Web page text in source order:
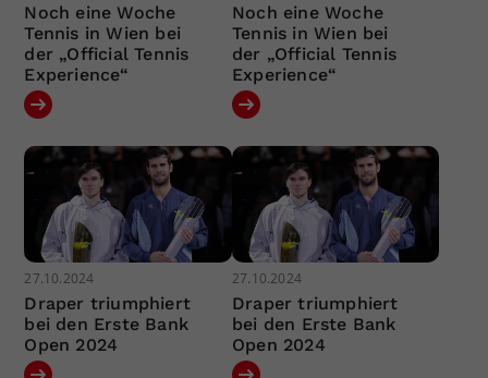
Noch eine Woche
Tennis in Wien bei
der „Official Tennis
Experience“
Noch eine Woche
Tennis in Wien bei
der „Official Tennis
Experience“
27.10.2024
Draper triumphiert
bei den Erste Bank
Open 2024
27.10.2024
Draper triumphiert
bei den Erste Bank
Open 2024